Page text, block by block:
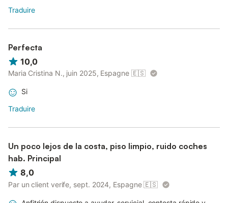
Traduire
Perfecta
10,0
Maria Cristina N., juin 2025, Espagne 🇪🇸
Si
Traduire
Un poco lejos de la costa, piso limpio, ruido coches
hab. Principal
8,0
Par un client verife, sept. 2024, Espagne 🇪🇸